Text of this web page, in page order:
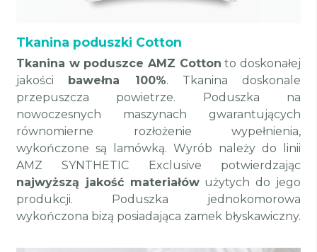
Tkanina poduszki Cotton
Tkanina w poduszce AMZ Cotton to doskonałej
jakości bawełna 100%. Tkanina doskonale
przepuszcza powietrze. Poduszka na
nowoczesnych maszynach gwarantujących
równomierne rozłożenie wypełnienia,
wykończone są lamówką. Wyrób należy do linii
AMZ SYNTHETIC Exclusive potwierdzając
najwyższą jakość materiałówużytych do jego
produkcji. Poduszka jednokomorowa
wykończona bizą posiadająca zamek błyskawiczny.